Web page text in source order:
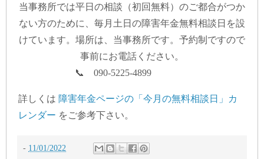
当事務所では平日の相談（初回無料）のご都合がつか
ない方のために、毎月土日の障害年金無料相談日を設
けています。場所は、当事務所です。予約制ですので
事前にお電話ください。
📞 090-5225-4899
詳しくは 障害年金ページの「今月の無料相談日」カ
レンダー をご参考下さい。
- 11/01/2022